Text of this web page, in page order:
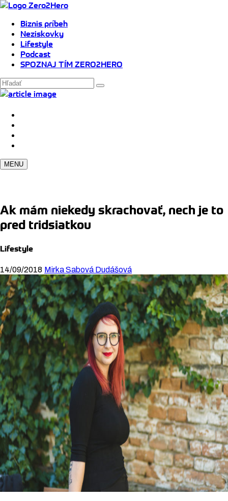
Biznis príbeh
Neziskovky
Lifestyle
Podcast
SPOZNAJ TÍM ZERO2HERO
MENU
Ak mám niekedy skrachovať, nech je to
pred tridsiatkou
Lifestyle
14/09/2018 Mirka Sabová Dudášová